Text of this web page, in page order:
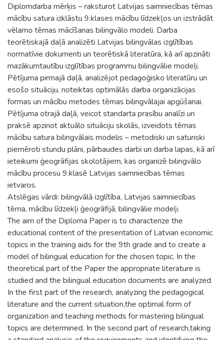
Diplomdarba mērķis – raksturot Latvijas saimniecības tēmas
mācību satura izklāstu 9.klases mācību līdzekļos un izstrādāt
vēlamo tēmas mācīšanas bilingvālo modeli. Darba
teorētiskajā daļā analizēti Latvijas bilingvālas izglītības
normatīvie dokumenti un teorētiskā literatūra, kā arī apzināti
mazākumtautību izglītības programmu bilingvālie modeļi.
Pētījuma pirmajā daļā, analizējot pedagoģisko literatūru un
esošo situāciju, noteiktas optimālās darba organizācijas
formas un mācību metodes tēmas bilingvālajai apgūšanai.
Pētījuma otrajā daļā, veicot standarta prasību analīzi un
praksē apzinot aktuālo situāciju skolās, izveidots tēmas
mācību satura bilingvālais modelis – metodiski un saturiski
piemēroti stundu plāni, pārbaudes darbi un darba lapas, kā arī
ieteikumi ģeogrāfijas skolotājiem, kas organizē bilingvālo
mācību procesu 9.klasē Latvijas saimniecības tēmas
ietvaros.
Atslēgas vārdi: bilingvālā izglītība, Latvijas saimniecības
tēma, mācību līdzekļi ģeogrāfijā, bilingvālie modeļi.
The aim of the Diploma Paper is to characterize the
educational content of the presentation of Latvian economic
topics in the training aids for the 9th grade and to create a
model of bilingual education for the chosen topic. In the
theoretical part of the Paper the appropriate literature is
studied and the bilingual education documents are analyzed.
In the first part of the research, analyzing the pedagogical
literature and the current situation,the optimal form of
organization and teaching methods for mastering bilingual
topics are determined. In the second part of research,taking